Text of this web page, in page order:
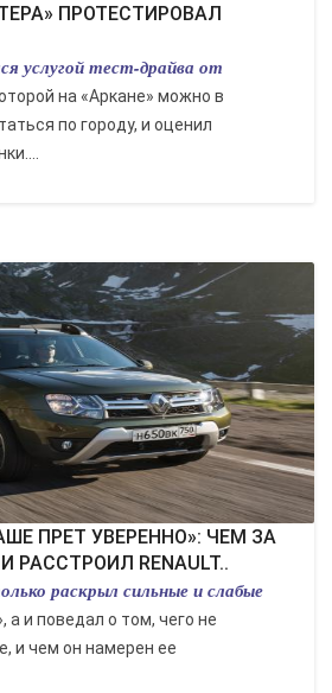
ПРОТЕСТИРОВАЛ
услугой тест-драйва от
на «Аркане» можно в
по городу, и оценил
RENAULT..
раскрыл сильные и слабые
а и поведал о том, чего не
и чем он намерен ее